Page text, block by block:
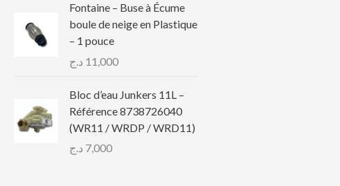
Fontaine – Buse à Écume
boule de neige en Plastique
– 1 pouce
11,000 د.ج
Bloc d’eau Junkers 11L –
Référence 8738726040
(WR11 / WRDP / WRD11)
7,000 د.ج